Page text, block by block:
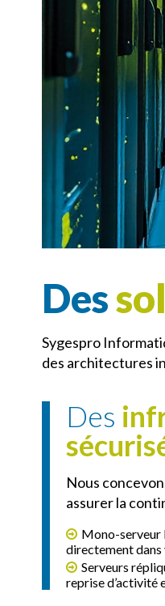
Des
Sygespro
des architectures
Des
Nous
assurer la
Mono-serveur
directement dans
Serveurs
reprise d’activité